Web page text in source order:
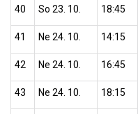
40 So 23. 10. 18:45
41 Ne 24. 10. 14:15
42 Ne 24. 10. 16:45
43 Ne 24. 10. 18:15